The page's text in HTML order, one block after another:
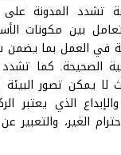
تشدد المدونة على
بين مكونات
في العمل بما يضمن
الصحيحة. كما
لا يمكن تصور
الذي يعتبر
الغير، والتعبير